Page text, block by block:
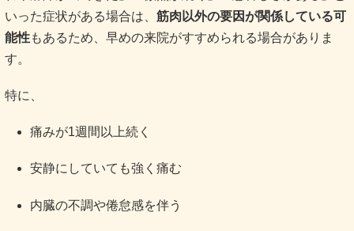
いった症状がある場合は、 筋肉以外の要因が関係している可
能性もあるため、早めの来院がすすめられる場合がありま
す。
特に、
痛みが1週間以上続く
安静にしていても強く痛む
内臓の不調や倦怠感を伴う